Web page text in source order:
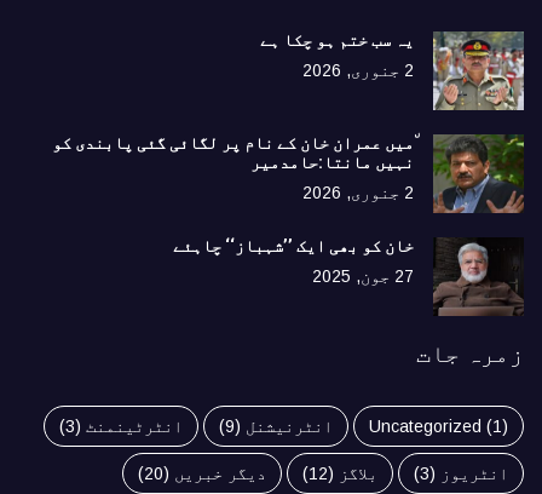
یہ سب ختم ہو چکا ہے
2 جنوری, 2026
٘میں عمران خان کے نام پر لگائی گئی پابندی کو
نہیں مانتا:حامدمیر
2 جنوری, 2026
خان کو بھی ایک ’’شہباز‘‘ چاہئے​
27 جون, 2025
زمرہ جات
Uncategorized (1) انٹرنیشنل (9) انٹرٹینمنٹ (3)
انٹریوز (3) بلاگز (12) دیگر خبریں (20)